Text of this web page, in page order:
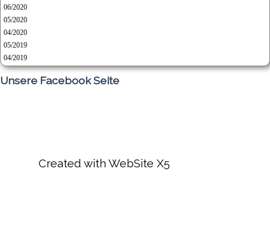
06/2020
05/2020
04/2020
05/2019
04/2019
Unsere Facebook Seite
Created with WebSite X5